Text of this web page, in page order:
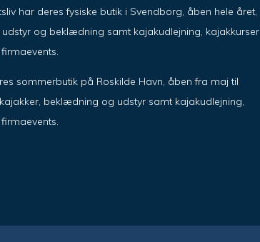
har deres fysiske butik i Svendborg, åben hele året,
og beklædning samt kajakudlejning, kajakkurser,
sommerbutik på Roskilde Havn, åben fra maj til
beklædning og udstyr samt kajakudlejning,